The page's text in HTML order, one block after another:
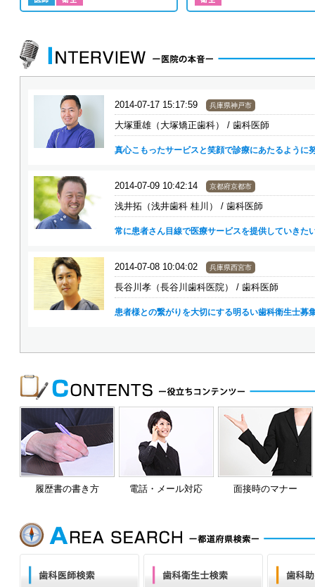
2014-07-17 15:17:59 兵庫県神戸市
大塚重雄（大塚矯正歯科） / 歯科医師
真心こもったサービスと笑顔で診療にあたるように
2014-07-09 10:42:14 京都府京都市
浅井拓（浅井歯科 桂川） / 歯科医師
常に患者さん目線で医療サービスを提供していきた
2014-07-08 10:04:02 兵庫県西宮市
長谷川孝（長谷川歯科医院） / 歯科医師
患者様との繋がりを大切にする明るい歯科衛生士募
履歴書の書き方 電話・メール対応 面接時のマナー